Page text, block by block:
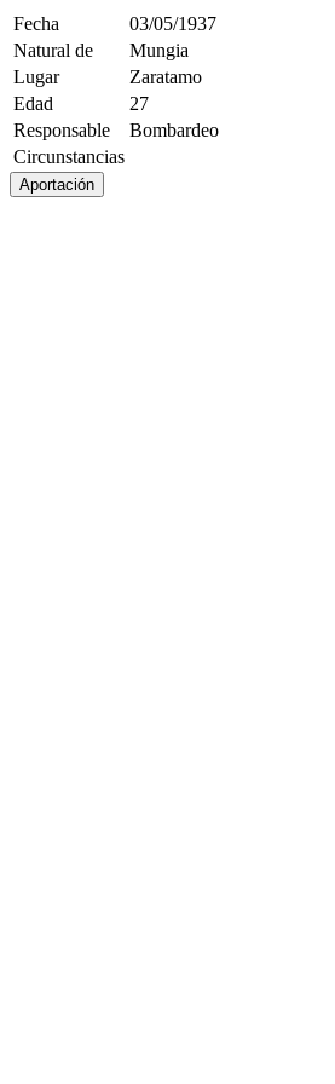
Fecha
03/05/1937
Natural de
Mungia
Lugar
Zaratamo
Edad
27
Responsable
Bombardeo
Circunstancias